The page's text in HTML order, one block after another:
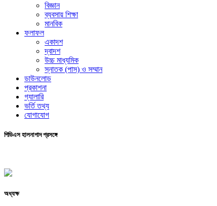
বিজ্ঞান
ব্যবসায় শিক্ষা
মানবিক
ফলাফল
একাদশ
দ্বাদশ
উচ্চ মাধ্যমিক
স্নাতক (পাস) ও সম্মান
ডাউনলোড
প্রকাশনা
গ্যালারি
ভর্তি তথ্য
যোগাযোগ
পিডিএস হালনাগাদ প্রসঙ্গে
অধ্যক্ষ